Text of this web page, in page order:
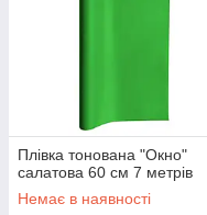
Плівка тонована "Окно"
салатова 60 см 7 метрів
Немає в наявності